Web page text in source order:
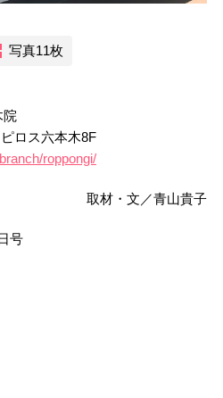
写真11枚
院
ロス六本木8F
roppongi/
取材・文／青山貴子
号